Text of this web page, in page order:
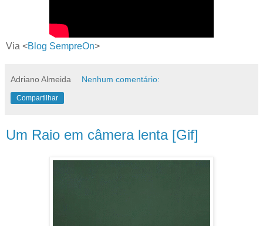
Via <Blog SempreOn>
Adriano Almeida Nenhum comentário:
Compartilhar
Um Raio em câmera lenta [Gif]